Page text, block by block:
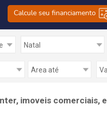
Calcule seu financiamento
imoveis comerciais,